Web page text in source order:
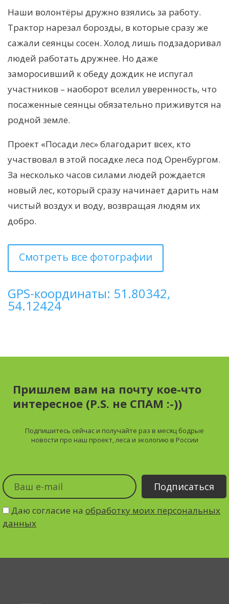
Наши волонтёры дружно взялись за работу.
Трактор нарезал борозды, в которые сразу же
сажали сеянцы сосен. Холод лишь подзадоривал
людей работать дружнее. Но даже
заморосивший к обеду дождик не испугал
участников – наоборот вселил уверенность, что
посаженные сеянцы обязательно приживутся на
родной земле.
Проект «Посади лес» благодарит всех, кто
участвовал в этой посадке леса под Оренбургом.
За несколько часов силами людей рождается
новый лес, который сразу начинает дарить нам
чистый воздух и воду, возвращая людям их
добро.
Смотреть все фотографии
GPS-координаты: 51.80342,
54.12424
Пришлем вам на почту кое-что
интересное (P.S. не СПАМ :-))
Подпишитесь сейчас и получайте раз в месяц бодрые
новости про наш проект, леса и экологию в России
Даю согласие на обработку моих персональных
данных